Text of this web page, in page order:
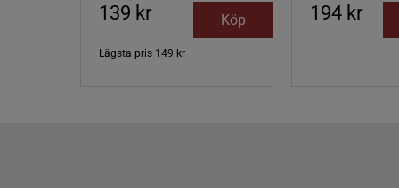
139 kr Köp
Lägsta pris 149 kr
194 kr